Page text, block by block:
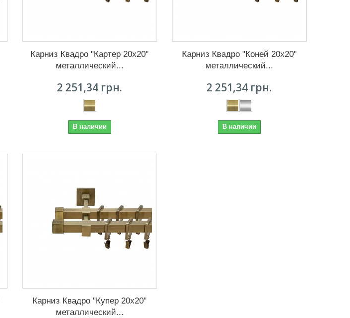
Карниз Квадро "Картер 20х20"
металлический...
2 251,34 грн.
В наличии
Карниз Квадро "Коней 20х20"
металлический...
2 251,34 грн.
В наличии
Карниз Квадро "Купер 20х20"
металлический...